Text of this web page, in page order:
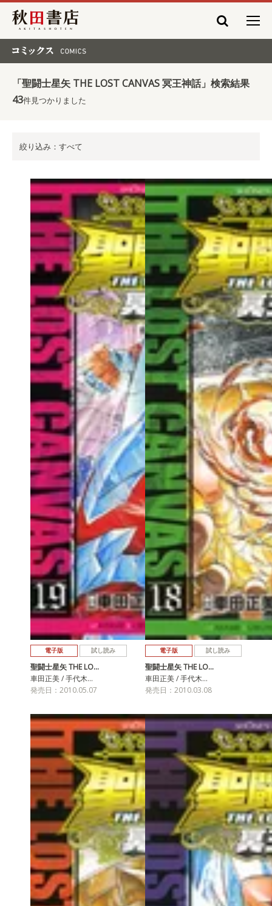
秋田書店
「聖闘士星矢 THE LOST CANVAS 冥王神話」検索結果
43件見つかりました
絞り込み：すべて
電子版 試し読み
聖闘士星矢 THE LO…
車田正美 / 手代木…
発売日：2010.05.07
電子版 試し読み
聖闘士星矢 THE LO…
車田正美 / 手代木…
発売日：2010.03.08